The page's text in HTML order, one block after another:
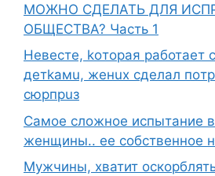
МОЖНО СДЕЛАТЬ ДЛЯ
ОБЩЕСТВА? Часть 1
Heвecтe, koтopaя paботает
дeтkaмu, жeнux cделaл
сюpпpuз
Самое сложное испытание
женщины.. ее собственное
Мужчины, хватит